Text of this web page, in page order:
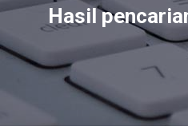
Hasil